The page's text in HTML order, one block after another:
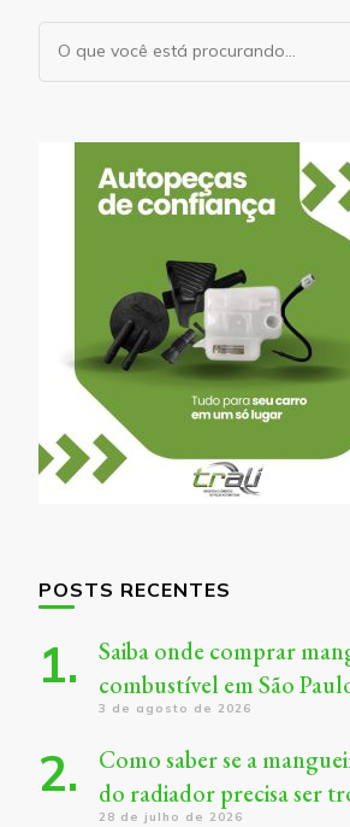
Procurando
algo?
POSTS RECENTES
Saiba onde comprar
combustível em São
3 de agosto de 2026
Como saber se a
do radiador precisa ser
28 de julho de 2026